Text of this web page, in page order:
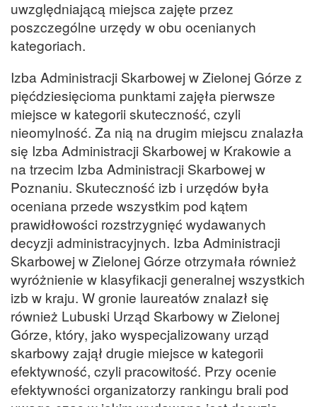
uwzględniającą miejsca zajęte przez
poszczególne urzędy w obu ocenianych
kategoriach.
Izba Administracji Skarbowej w Zielonej Górze z
pięćdziesięcioma punktami zajęła pierwsze
miejsce w kategorii skuteczność, czyli
nieomylność. Za nią na drugim miejscu znalazła
się Izba Administracji Skarbowej w Krakowie a
na trzecim Izba Administracji Skarbowej w
Poznaniu. Skuteczność izb i urzędów była
oceniana przede wszystkim pod kątem
prawidłowości rozstrzygnięć wydawanych
decyzji administracyjnych. Izba Administracji
Skarbowej w Zielonej Górze otrzymała również
wyróżnienie w klasyfikacji generalnej wszystkich
izb w kraju. W gronie laureatów znalazł się
również Lubuski Urząd Skarbowy w Zielonej
Górze, który, jako wyspecjalizowany urząd
skarbowy zajął drugie miejsce w kategorii
efektywność, czyli pracowitość. Przy ocenie
efektywności organizatorzy rankingu brali pod